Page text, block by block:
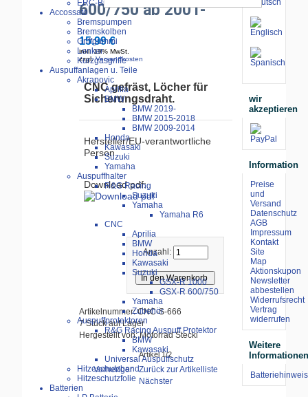
ERC-Bike Additive
Accossato
Bremspumpen
Bremskolben
Griffgummi
Lenker
Kurzgasgriffe
Auspuffanlagen u. Teile
Akrapovic
Aprilia
BMW
BMW 2019-
BMW 2015-2018
BMW 2009-2014
Honda
Kawasaki
Suzuki
Yamaha
Auspuffhalter
R&G Racing
Suzuki
Yamaha
Yamaha R6
CNC
Aprilia
BMW
Honda
Kawasaki
Suzuki
GSX-R 1000
GSX-R 600/750
Yamaha
Zubehör
Auspuffprotektoren
R&G Racing Auspuff Protektor
BMW
Kawasaki
Universal Auspuffschutz
Hitzeschutzband
Hitzeschutzfolie
Batterien
600/750 ab 2001-
15.99 €
inkl. 19% MwSt.
zzgl.Versandkosten
CNC gefräst, Löcher für
Sicherungsdraht.
Hersteller/EU-verantwortliche
Person
Download pdf:
Anzahl:
Artikelnummer: CNC-S-666
7 Stück auf Lager
Hergestellt von: Motorrad Stecki
Artikel 1/2
Vorheriger Zurück zur Artikelliste
Nächster
wir
akzeptieren
Information
Preise
und
Versand
Datenschutz
AGB
Impressum
Kontakt
Site
Map
Aktionskupon
Newsletter
abbestellen
Widerrufsrecht
Vertrag
widerrufen
Weitere
Batteriehinweis